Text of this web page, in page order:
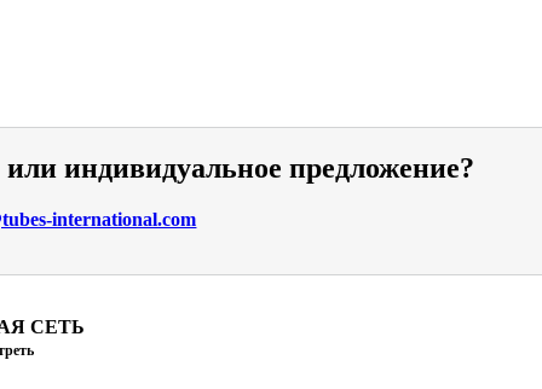
индивидуальное предложение?
international.com
СЕТЬ